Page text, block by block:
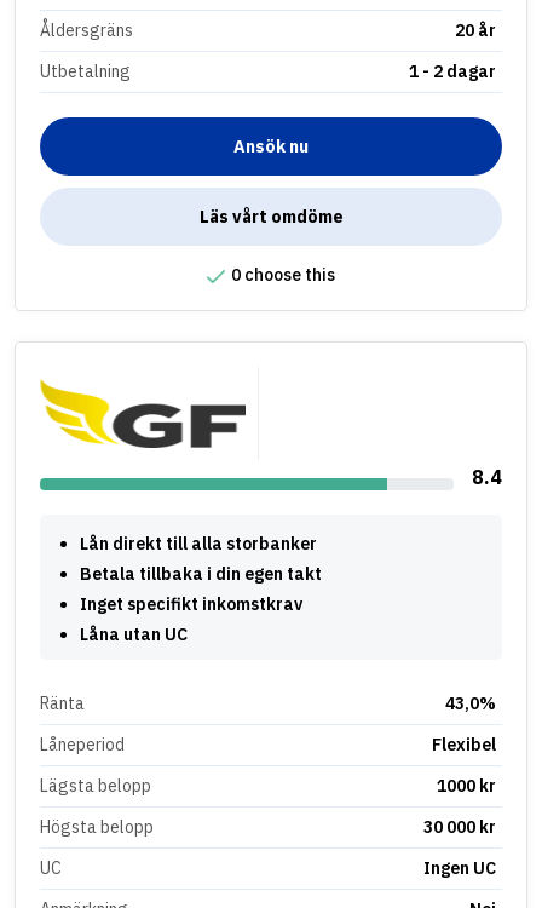
Åldersgräns
20 år
Utbetalning
1 - 2 dagar
Ansök nu
Läs vårt omdöme
0 choose this
8.4
Lån direkt till alla storbanker
Betala tillbaka i din egen takt
Inget specifikt inkomstkrav
Låna utan UC
Ränta
43,0%
Låneperiod
Flexibel
Lägsta belopp
1000 kr
Högsta belopp
30 000 kr
UC
Ingen UC